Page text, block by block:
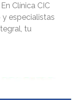
Clínica CIC
especialistas
tu